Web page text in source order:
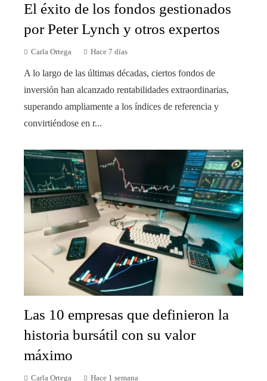
El éxito de los fondos gestionados
por Peter Lynch y otros expertos
Carla Ortega Hace 7 días
A lo largo de las últimas décadas, ciertos fondos de
inversión han alcanzado rentabilidades extraordinarias,
superando ampliamente a los índices de referencia y
convirtiéndose en r...
Las 10 empresas que definieron la
historia bursátil con su valor
máximo
Carla Ortega Hace 1 semana